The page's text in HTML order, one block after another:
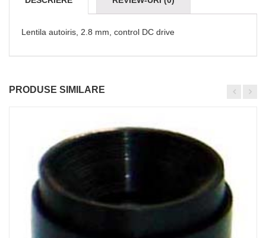
Lentila autoiris, 2.8 mm, control DC drive
PRODUSE SIMILARE